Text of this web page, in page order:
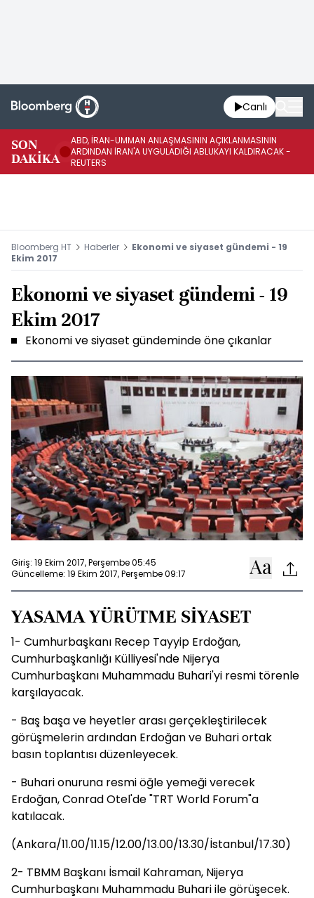
Canlı
SON
DAKİKA
ABD, İRAN-UMMAN ANLAŞMASININ AÇIKLANMASININ
ARDINDAN İRAN'A UYGULADIĞI ABLUKAYI KALDIRACAK -
REUTERS
Bloomberg HT Haberler
Ekonomi ve siyaset gündemi - 19
Ekim 2017
Ekonomi ve siyaset gündemi - 19
Ekim 2017
Ekonomi ve siyaset gündeminde öne çıkanlar
Giriş: 19 Ekim 2017, Perşembe 05:45
Güncelleme: 19 Ekim 2017, Perşembe 09:17
YASAMA YÜRÜTME SİYASET
1- Cumhurbaşkanı Recep Tayyip Erdoğan,
Cumhurbaşkanlığı Külliyesi'nde Nijerya
Cumhurbaşkanı Muhammadu Buhari'yi resmi törenle
karşılayacak.
- Baş başa ve heyetler arası gerçekleştirilecek
görüşmelerin ardından Erdoğan ve Buhari ortak
basın toplantısı düzenleyecek.
- Buhari onuruna resmi öğle yemeği verecek
Erdoğan, Conrad Otel'de "TRT World Forum"a
katılacak.
(Ankara/11.00/11.15/12.00/13.00/13.30/İstanbul/17.30)
2- TBMM Başkanı İsmail Kahraman, Nijerya
Cumhurbaşkanı Muhammadu Buhari ile görüşecek.